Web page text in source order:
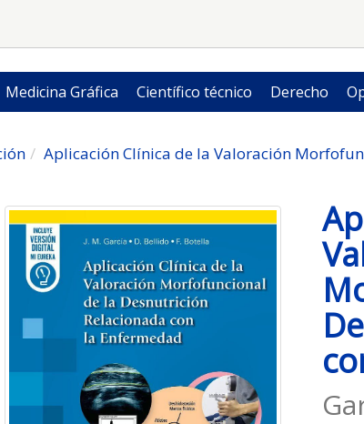
Medicina Gráfica Científico técnico Derecho
Aplicación Clínica de la Valoración